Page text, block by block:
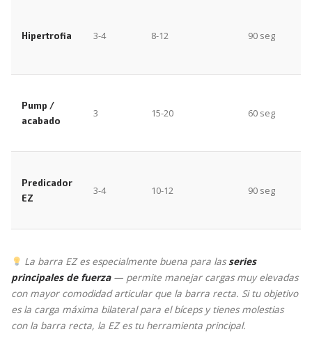
Hipertrofia 3-4 8-12 90 seg
Pump /
acabado
3 15-20 60 seg
Predicador
EZ
3-4 10-12 90 seg
La barra EZ es especialmente buena para lasseries
principales de fuerza— permite manejar cargas muy elevadas
con mayor comodidad articular que la barra recta. Si tu objetivo
es la carga máxima bilateral para el bíceps y tienes molestias
con la barra recta, la EZ es tu herramienta principal.